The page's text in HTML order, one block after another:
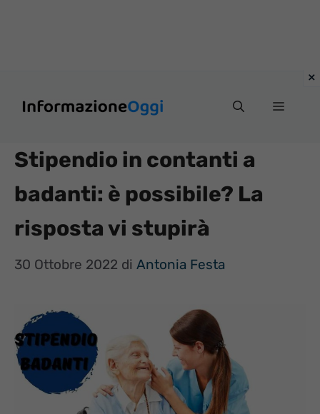
Menu
Stipendio in contanti a
badanti: è possibile? La
risposta vi stupirà
30 Ottobre 2022 di Antonia Festa